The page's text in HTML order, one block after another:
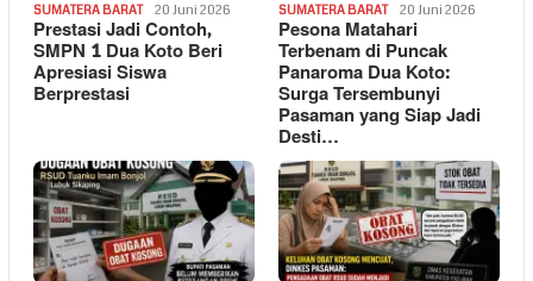
SUMATERA BARAT 20 Juni 2026
Prestasi Jadi Contoh,
SMPN 1 Dua Koto Beri
Apresiasi Siswa
Berprestasi
SUMATERA BARAT 20 Juni 2026
Pesona Matahari
Terbenam di Puncak
Panaroma Dua Koto:
Surga Tersembunyi
Pasaman yang Siap Jadi
Desti…